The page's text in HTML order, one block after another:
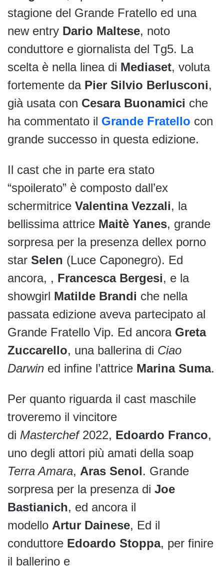
stagione del Grande Fratello ed una
new entry Dario Maltese, noto
conduttore e giornalista del Tg5. La
scelta è nella linea di Mediaset, voluta
fortemente da Pier Silvio Berlusconi,
già usata con Cesara Buonamici che
ha commentato il Grande Fratello con
grande successo in questa edizione.
Il cast che in parte era stato
“spoilerato” è composto dall’ex
schermitrice Valentina Vezzali, la
bellissima attrice Maitè Yanes, grande
sorpresa per la presenza dellex porno
star Selen (Luce Caponegro). Ed
ancora, , Francesca Bergesi, e la
showgirl Matilde Brandi che nella
passata edizione aveva partecipato al
Grande Fratello Vip. Ed ancora Greta
Zuccarello, una ballerina di Ciao
Darwin ed infine l’attrice Marina Suma.
Per quanto riguarda il cast maschile
troveremo il vincitore
di Masterchef2022, Edoardo Franco,
uno degli attori più amati della soap
Terra Amara, Aras Senol. Grande
sorpresa per la presenza di Joe
Bastianich, ed ancora il
modello Artur Dainese, Ed il
conduttore Edoardo Stoppa, per finire
il ballerino e